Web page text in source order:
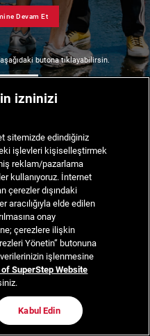
Devam Et
butona tıklayabilirsin.
izninizi
sitemizde edindiğiniz
işlevleri kişiselleştirmek
reklam/pazarlama
kullanıyoruz. İnternet
çerezler dışındaki
aracılığıyla elde edilen
onay
çerezlere ilişkin
Yönetin” butonuna
işlenmesine
SuperStep Website
Kabul Edin